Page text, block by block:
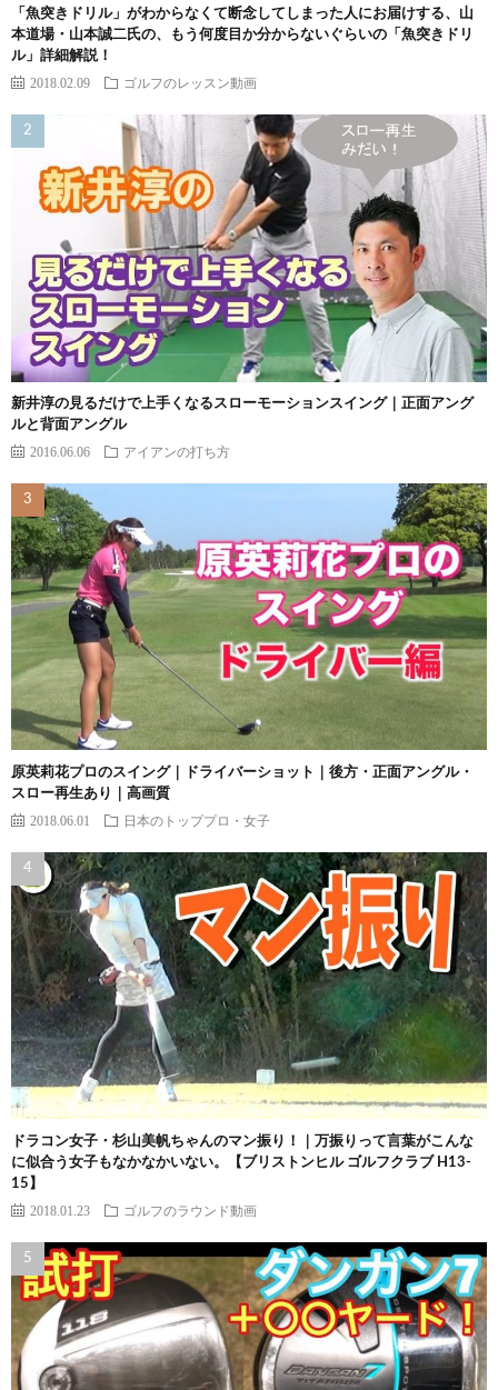
「魚突きドリル」がわからなくて断念してしまった人にお届けする、山
本道場・山本誠二氏の、もう何度目か分からないぐらいの「魚突きドリ
ル」詳細解説！
2018.02.09 ゴルフのレッスン動画
新井淳の見るだけで上手くなるスローモーションスイング｜正面アング
ルと背面アングル
2016.06.06 アイアンの打ち方
原英莉花プロのスイング｜ドライバーショット｜後方・正面アングル・
スロー再生あり｜高画質
2018.06.01 日本のトッププロ・女子
ドラコン女子・杉山美帆ちゃんのマン振り！｜万振りって言葉がこんな
に似合う女子もなかなかいない。【ブリストンヒル ゴルフクラブ H13-
15】
2018.01.23 ゴルフのラウンド動画